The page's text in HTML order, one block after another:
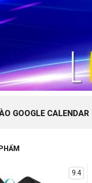
GOOGLE CALENDAR
9.4